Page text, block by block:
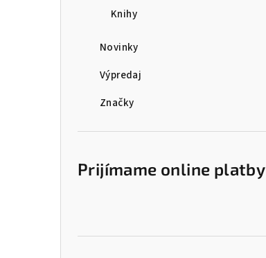
Knihy
Novinky
Výpredaj
Značky
Prijímame online platby